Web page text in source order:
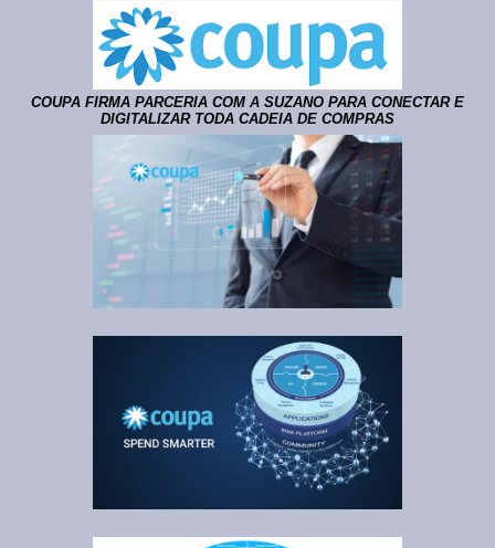
COUPA FIRMA PARCERIA COM A SUZANO PARA CONECTAR E
DIGITALIZAR TODA CADEIA DE COMPRAS